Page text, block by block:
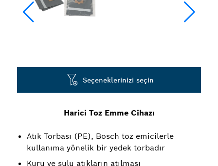
Harici Toz Emme Cihazı
Atık Torbası (PE), Bosch toz emicilerle
kullanıma yönelik bir yedek torbadır
Kuru ve sulu atıkların atılması
Seçeneklerinizi seçin